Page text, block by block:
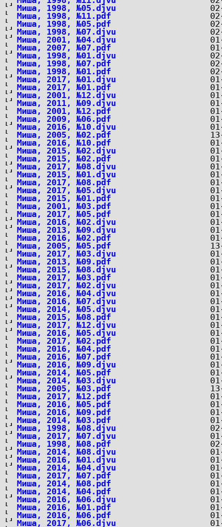
Миша, 1998, №05.djvu
Миша, 1998, №11.pdf
Миша, 1998, №05.pdf
Миша, 1998, №07.djvu
Миша, 2001, №04.djvu
Миша, 2007, №07.pdf
Миша, 1998, №01.djvu
Миша, 1998, №07.pdf
Миша, 1998, №01.pdf
Миша, 2017, №01.djvu
Миша, 2017, №01.pdf
Миша, 2001, №12.djvu
Миша, 2011, №09.djvu
Миша, 2001, №12.pdf
Миша, 2009, №06.pdf
Миша, 2016, №10.djvu
Миша, 2005, №02.pdf
Миша, 2016, №10.pdf
Миша, 2015, №02.djvu
Миша, 2015, №02.pdf
Миша, 2017, №08.djvu
Миша, 2015, №01.djvu
Миша, 2017, №08.pdf
Миша, 2017, №05.djvu
Миша, 2015, №01.pdf
Миша, 2001, №03.pdf
Миша, 2017, №05.pdf
Миша, 2016, №02.djvu
Миша, 2013, №09.djvu
Миша, 2016, №02.pdf
Миша, 2005, №05.pdf
Миша, 2017, №03.djvu
Миша, 2013, №09.pdf
Миша, 2015, №08.djvu
Миша, 2017, №03.pdf
Миша, 2017, №02.djvu
Миша, 2016, №04.djvu
Миша, 2016, №07.djvu
Миша, 2014, №05.djvu
Миша, 2015, №08.pdf
Миша, 2017, №12.djvu
Миша, 2016, №05.djvu
Миша, 2017, №02.pdf
Миша, 2016, №04.pdf
Миша, 2016, №07.pdf
Миша, 2016, №09.djvu
Миша, 2014, №05.pdf
Миша, 2014, №03.djvu
Миша, 2005, №03.pdf
Миша, 2017, №12.pdf
Миша, 2016, №05.pdf
Миша, 2016, №09.pdf
Миша, 2014, №03.pdf
Миша, 1998, №08.djvu
Миша, 2017, №07.djvu
Миша, 1998, №08.pdf
Миша, 2014, №08.djvu
Миша, 2016, №01.djvu
Миша, 2014, №04.djvu
Миша, 2017, №07.pdf
Миша, 2014, №08.pdf
Миша, 2014, №04.pdf
Миша, 2016, №06.djvu
Миша, 2016, №01.pdf
Миша, 2016, №06.pdf
Миша, 2017, №06.djvu